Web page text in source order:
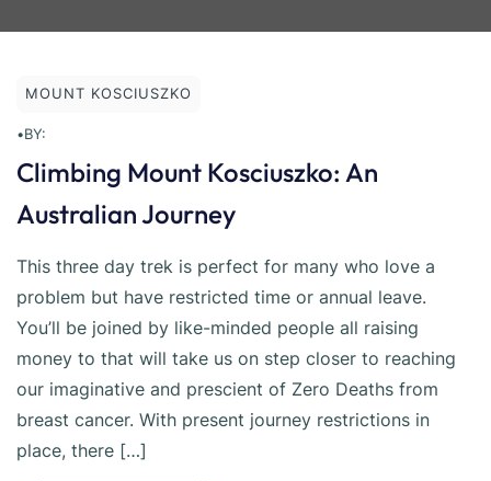
MOUNT KOSCIUSZKO
•BY:
Climbing Mount Kosciuszko: An
Australian Journey
This three day trek is perfect for many who love a
problem but have restricted time or annual leave.
You’ll be joined by like-minded people all raising
money to that will take us on step closer to reaching
our imaginative and prescient of Zero Deaths from
breast cancer. With present journey restrictions in
place, there […]